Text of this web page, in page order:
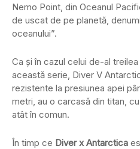
Nemo Point, din Oceanul
de uscat de pe planetă,
oceanului”.
Ca și în cazul celui de-al
această serie, Diver V
rezistente la presiunea apei
metri, au o carcasă din titan,
atât în comun.
În timp ce Diver x Antarctica